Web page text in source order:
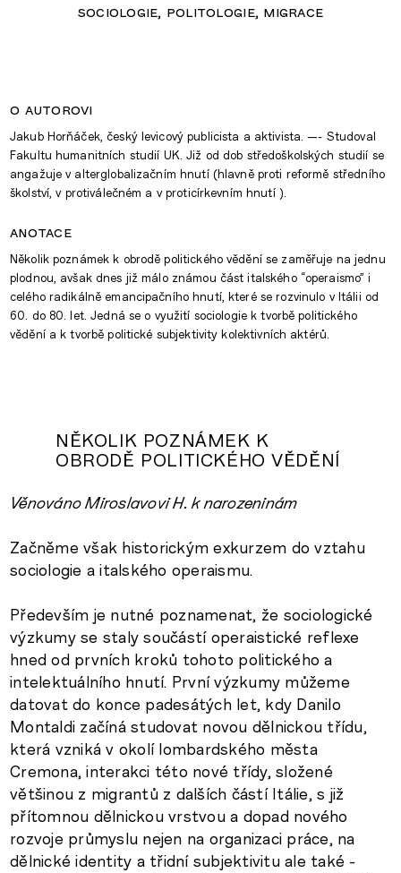
sociologie politologie migrace
o autorovi
Jakub Horňáček, český levicový publicista a aktivista. —- Studoval
Fakultu humanitních studií UK. Již od dob středoškolských studií se
angažuje v alterglobalizačním hnutí (hlavně proti reformě středního
školství, v protiválečném a v proticírkevním hnutí ).
anotace
Několik poznámek k obrodě politického vědění se zaměřuje na jednu
plodnou, avšak dnes již málo známou část italského “operaismo” i
celého radikálně emancipačního hnutí, které se rozvinulo v Itálii od
60. do 80. let. Jedná se o využití sociologie k tvorbě politického
vědění a k tvorbě politické subjektivity kolektivních aktérů.
NĚKOLIK POZNÁMEK K
OBRODĚ POLITICKÉHO VĚDĚNÍ
Věnováno Miroslavovi H. k narozeninám
Začněme však historickým exkurzem do vztahu
sociologie a italského operaismu.
Především je nutné poznamenat, že sociologické
výzkumy se staly součástí operaistické reflexe
hned od prvních kroků tohoto politického a
intelektuálního hnutí. První výzkumy můžeme
datovat do konce padesátých let, kdy Danilo
Montaldi začíná studovat novou dělnickou třídu,
která vzniká v okolí lombardského města
Cremona, interakci této nové třídy, složené
většinou z migrantů z dalších částí Itálie, s již
přítomnou dělnickou vrstvou a dopad nového
rozvoje průmyslu nejen na organizaci práce, na
dělnické identity a třidní subjektivitu ale také -